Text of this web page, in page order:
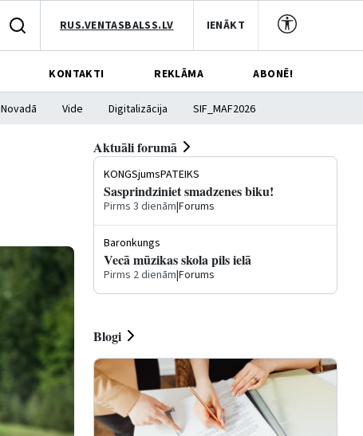
RUS.VENTASBALSS.LV IENĀKT
KONTAKTI REKLĀMA ABONĒ!
Novadā Vide Digitalizācija SIF_MAF2026
Aktuāli forumā
KONGSjumsPATEIKS
Sasprindziniet smadzenes biku!
Pirms 3 dienām|Forums
Baronkungs
Vecā mūzikas skola pils ielā
Pirms 2 dienām|Forums
Blogi